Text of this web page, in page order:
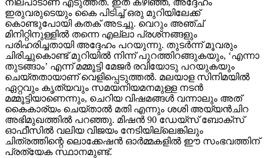
നിലപാടാണ് എടുത്തത്. ഇത് കഴിഞ്ഞ്, അദ്ദേഹം
ഇരുവരുടെയും കൈ പിടിച്ച് ഒരു മുറിയിലേക്ക്
കൊണ്ടുപോയി കതക് അടച്ചു. വെറും അഞ്ച്
മിനിറ്റിനുള്ളില്‍ തന്നെ എല്ലാ പ്രശ്‌നങ്ങളും
പരിഹരിച്ചതായി അദ്ദേഹം പറയുന്നു. തുടര്‍ന്ന് മൂവരും
ചിരിച്ചുകൊണ്ട് മുറിയില്‍ നിന്ന് പുറത്തിറങ്ങുകയും, ‘എന്നാ
തുടങ്ങാം’ എന്ന് മമ്മൂട്ടി മേജര്‍ രവിയോടു പറയുകയും
ചെയ്തതായാണ് വെളിപ്പെടുത്തല്‍. മലയാള സിനിമയില്‍
ഏറ്റവും കൃത്യവും സമയനിയമനമുള്ള നടന്‍
മമ്മൂട്ടിയാണെന്നും, ചെറിയ വിഷമങ്ങള്‍ വന്നാലും അത്
കൈകാര്യം ചെയ്താല്‍ മതി എന്നും ശശി അയ്യന്‍ചിറ
അഭിമുഖത്തില്‍ പറഞ്ഞു. മിഷന്‍ 90 ഡേയ്‌സ് ബോക്‌സ്
ഓഫീസില്‍ വലിയ വിജയം നേടിയില്ലെങ്കിലും
ചിത്രത്തിന്റെ ലൊക്കേഷന്‍ ഓര്‍മ്മകളില്‍ ഈ സംഭവത്തിന്
പ്രത്യേക സ്ഥാനമുണ്ട്.